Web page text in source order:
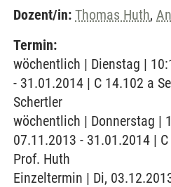
Dozent/in: Thomas Huth,
Termin:
wöchentlich | Dienstag |
- 31.01.2014 | C 14.102 a
Schertler
wöchentlich | Donnerstag |
07.11.2013 - 31.01.2014 |
Prof. Huth
Einzeltermin | Di,